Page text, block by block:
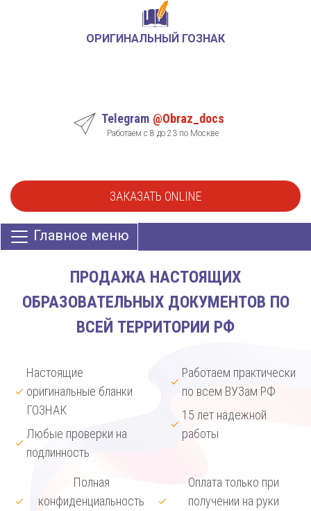
ОРИГИНАЛЬНЫЙ ГОЗНАК
Telegram @Obraz_docs
Работаем с 8 до 23 по Москве
ЗАКАЗАТЬ ONLINE
Главное меню
ПРОДАЖА НАСТОЯЩИХ
ОБРАЗОВАТЕЛЬНЫХ ДОКУМЕНТОВ ПО
ВСЕЙ ТЕРРИТОРИИ РФ
Настоящие
оригинальные бланки
ГОЗНАК
Любые проверки на
подлинность
Работаем практически
по всем ВУЗам РФ
15 лет надежной
работы
Полная
конфиденциальность
Оплата только при
получении на руки